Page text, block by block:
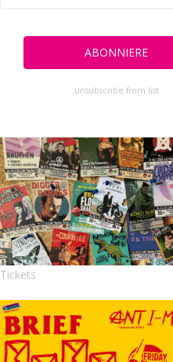
unsubscribe from list
Tickets